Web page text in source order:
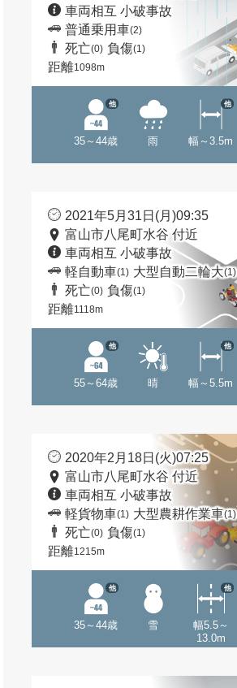
車両相互 小破事故
普通乗用車(2)
死亡(0) 負傷(1)
距離1098m
35～44歳
他
雨 幅～3.5m
他
2021年5月31日(月)09:35
富山市八尾町水谷 付近
車両相互 小破事故
軽自動車(1) 大型自動二輪大(1)
死亡(0) 負傷(1)
距離1118m
55～64歳
他
晴 幅～5.5m
他
2020年2月18日(火)07:25
富山市八尾町水谷 付近
車両相互 小破事故
軽貨物車(1) 大型農耕作業車(1)
死亡(0) 負傷(1)
距離1215m
35～44歳
他
雪
幅5.5～
13.0m
他